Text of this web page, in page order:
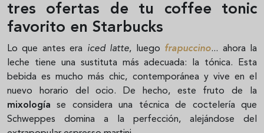
tres ofertas de tu coffee tonic
favorito en Starbucks
Lo que antes era iced latte, luego frapuccino... ahora la
leche tiene una sustituta más adecuada: la tónica. Esta
bebida es mucho más chic, contemporánea y vive en el
nuevo horario del ocio. De hecho, este fruto de la
mixología se considera una técnica de coctelería que
Schweppes domina a la perfección, alejándose del